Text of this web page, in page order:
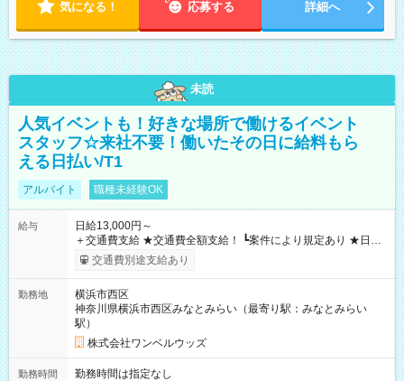
気になる！ 応募する 詳細へ
未読
人気イベントも！好きな場所で働けるイベント
スタッフ☆来社不要！働いたその日に給料もら
える日払い/T1
アルバイト 職種未経験OK
給与
日給13,000円～
＋交通費支給 ★交通費全額支給！ ┗案件により規定あり ★日払
いOK！（規定あり） ┗働いたその日に現金GET♪ お仕事後はコ
ンビニATMから 日払い分を引き落とせます！ 【試用期間】試
交通費別途支給あり
勤務地
横浜市西区
神奈川県横浜市西区みなとみらい（最寄り駅：みなとみらい
駅）
株式会社ワンベルウッズ
勤務時間
勤務時間は指定なし